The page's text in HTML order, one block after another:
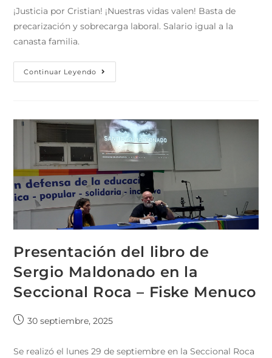
¡Justicia por Cristian! ¡Nuestras vidas valen! Basta de
precarización y sobrecarga laboral. Salario igual a la
canasta familia.
Continuar Leyendo
Presentación del libro de
Sergio Maldonado en la
Seccional Roca – Fiske Menuco
30 septiembre, 2025
Se realizó el lunes 29 de septiembre en la Seccional Roca